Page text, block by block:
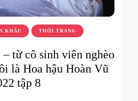
KHẤU THỜI TRANG
từ cô sinh viên nghèo
là Hoa hậu Hoàn Vũ
tập 8